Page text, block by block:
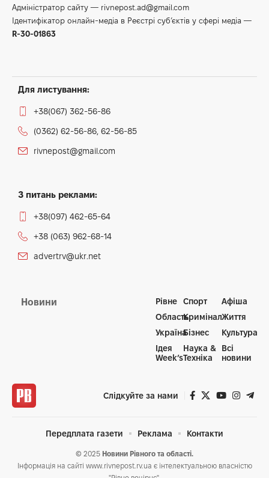
Адміністратор сайту — rivnepost.ad@gmail.com
Ідентифікатор онлайн-медіа в Реєстрі суб’єктів у сфері медіа —
R-30-01863
Для листування:
+38(067) 362-56-86
(0362) 62-56-86, 62-56-85
rivnepost@gmail.com
З питань реклами:
+38(097) 462-65-64
+38 (063) 962-68-14
advertrv@ukr.net
Новини
Рівне
Область
Україна
Ідея
Week’s
Спорт
Кримінал
Бізнес
Наука &
Техніка
Афіша
Життя
Культура
Всі
новини
Слідкуйте за нами
© 2025 Новини Рівного та області.
Інформація на сайті www.rivnepost.rv.ua є інтелектуальною власністю
Передплата газети Реклама Контакти